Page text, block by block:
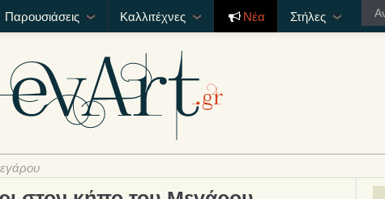
Παρουσιάσεις Καλλιτέχνες Νέα Στήλες